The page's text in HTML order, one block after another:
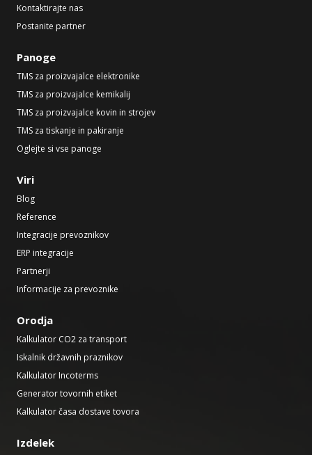
Kontaktirajte nas
Postanite partner
Panoge
TMS za proizvajalce elektronike
TMS za proizvajalce kemikalij
TMS za proizvajalce kovin in strojev
TMS za tiskanje in pakiranje
Oglejte si vse panoge
Viri
Blog
Reference
Integracije prevoznikov
ERP integracije
Partnerji
Informacije za prevoznike
Orodja
Kalkulator CO2 za transport
Iskalnik državnih praznikov
Kalkulator Incoterms
Generator tovornih etiket
Kalkulator časa dostave tovora
Izdelek